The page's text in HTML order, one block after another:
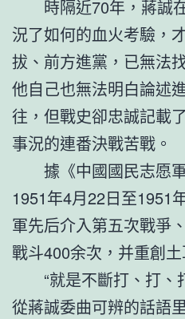
時隔近70年，蔣誠
況了如何的血火考驗，
拔、前方進黨，已無法
他自己也無法明白論述
往，但戰史卻忠誠記載
事況的連番決戰苦戰。
據《中國國民志愿軍
1951年4月22日至1951
軍先后介入第五次戰爭
戰斗400余次，并重創土
“就是不斷打、打、
從蔣誠委曲可辨的話語